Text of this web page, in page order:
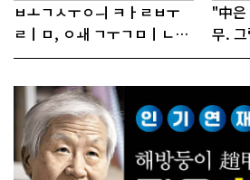
ㅂㅗㄱㅅㅜㅇㅢ ㅋㅏㄹㅂㅜ
ㄹㅣㅁ, ㅇㅙ ㄱㅜㄱㅁㅣㄴㄷ
ㅡㄹㅇㅣ ㄷㅏㅇㅎㅐㅇㅑ ㅎ
"中은
무.
쟁하